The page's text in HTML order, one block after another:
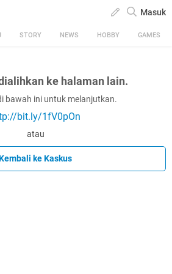
Masuk
STORY NEWS HOBBY GAMES
ke halaman lain.
bawah ini untuk melanjutkan.
bit.ly/1fV0pOn
atau
ke Kaskus